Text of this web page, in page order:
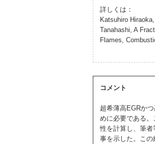
詳しくは：
Katsuhiro
Tanahashi, A
Flames,
コメント
超希薄高EGRか
めに必要である
性を計算し、筆
事を示した。こ